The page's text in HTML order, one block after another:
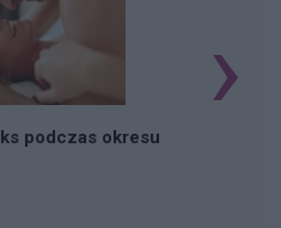
podczas okresu
›